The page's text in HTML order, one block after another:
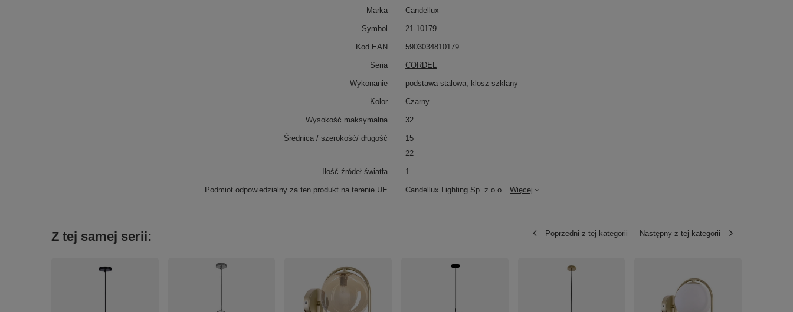
Marka Candellux
Podmiot odpowiedzialny za ten produkt na terenie UE Candellux Lighting Sp. z o.o. Więcej
Symbol 21-10179
Kod EAN 5903034810179
Seria CORDEL
Wykonanie podstawa stalowa, klosz szklany
Kolor Czarny
Wysokość maksymalna 32
Średnica / szerokość/ długość
15
22
Ilość źródeł światła 1
Z tej samej serii: Poprzedni z tej kategorii Następny z tej kategorii